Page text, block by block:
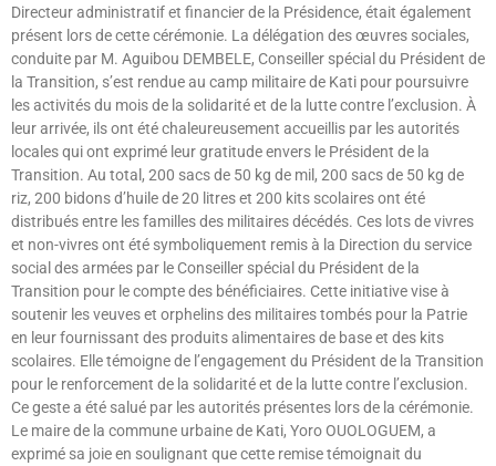
Directeur administratif et financier de la Présidence, était également
présent lors de cette cérémonie. La délégation des œuvres sociales,
conduite par M. Aguibou DEMBELE, Conseiller spécial du Président de
la Transition, s’est rendue au camp militaire de Kati pour poursuivre
les activités du mois de la solidarité et de la lutte contre l’exclusion. À
leur arrivée, ils ont été chaleureusement accueillis par les autorités
locales qui ont exprimé leur gratitude envers le Président de la
Transition. Au total, 200 sacs de 50 kg de mil, 200 sacs de 50 kg de
riz, 200 bidons d’huile de 20 litres et 200 kits scolaires ont été
distribués entre les familles des militaires décédés. Ces lots de vivres
et non-vivres ont été symboliquement remis à la Direction du service
social des armées par le Conseiller spécial du Président de la
Transition pour le compte des bénéficiaires. Cette initiative vise à
soutenir les veuves et orphelins des militaires tombés pour la Patrie
en leur fournissant des produits alimentaires de base et des kits
scolaires. Elle témoigne de l’engagement du Président de la Transition
pour le renforcement de la solidarité et de la lutte contre l’exclusion.
Ce geste a été salué par les autorités présentes lors de la cérémonie.
Le maire de la commune urbaine de Kati, Yoro OUOLOGUEM, a
exprimé sa joie en soulignant que cette remise témoignait du